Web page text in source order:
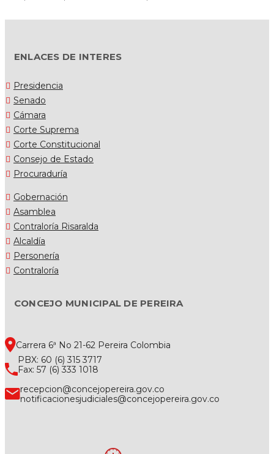
ENLACES DE INTERES
Presidencia
Senado
Cámara
Corte Suprema
Corte Constitucional
Consejo de Estado
Procuraduría
Gobernación
Asamblea
Contraloría Risaralda
Alcaldía
Personería
Contraloría
CONCEJO MUNICIPAL DE PEREIRA
Carrera 6ª No 21-62 Pereira Colombia
PBX: 60 (6) 315 3717
Fax: 57 (6) 333 1018
recepcion@concejopereira.gov.co
notificacionesjudiciales@concejopereira.gov.co